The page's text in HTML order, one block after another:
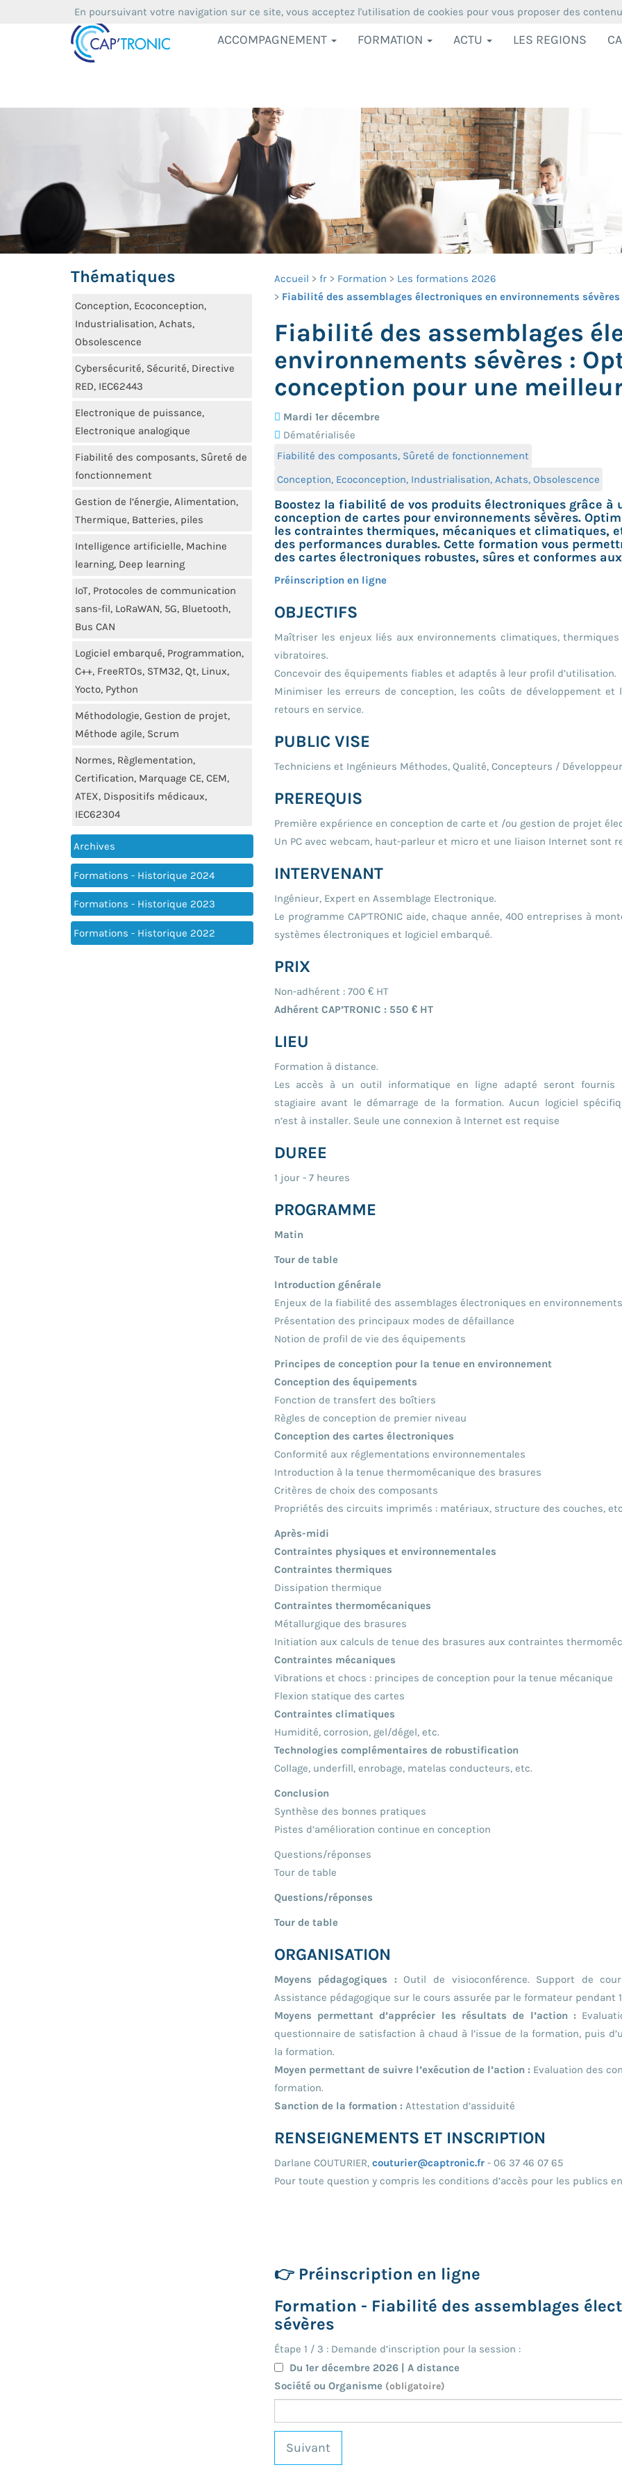
ACCOMPAGNEMENT FORMATION ACTU LES REGIONS
Thématiques
Conception, Ecoconception,
Industrialisation, Achats,
Obsolescence
Cybersécurité, Sécurité, Directive
RED, IEC62443
Electronique de puissance,
Electronique analogique
Fiabilité des composants, Sûreté de
fonctionnement
Gestion de l’énergie, Alimentation,
Thermique, Batteries, piles
Intelligence artificielle, Machine
learning, Deep learning
IoT, Protocoles de communication
sans-fil, LoRaWAN, 5G, Bluetooth,
Bus CAN
Logiciel embarqué, Programmation,
C++, FreeRTOs, STM32, Qt, Linux,
Yocto, Python
Méthodologie, Gestion de projet,
Méthode agile, Scrum
Normes, Règlementation,
Certification, Marquage CE, CEM,
ATEX, Dispositifs médicaux,
IEC62304
Archives
Formations - Historique 2024
Formations - Historique 2023
Formations - Historique 2022
Accueil fr Formation
Les formations 2026
Fiabilité des assemblages électroniques en environnements sévères
Fiabilité des assemblages
environnements sévères :
conception pour une
Mardi 1er décembre
Dématérialisée
Fiabilité des composants, Sûreté de fonctionnement
Conception, Ecoconception, Industrialisation, Achats, Obsolescence
Boostez la fiabilité de vos produits électroniques grâce à
conception de cartes pour environnements sévères.
les contraintes thermiques, mécaniques et climatiques,
des performances durables. Cette formation vous
des cartes électroniques robustes, sûres et conformes
Préinscription en ligne
OBJECTIFS
Maîtriser les enjeux liés aux environnements climatiques, thermiques
vibratoires.
Concevoir des équipements fiables et adaptés à leur profil d’utilisation.
Minimiser les erreurs de conception, les coûts de développement et
retours en service.
PUBLIC VISE
Techniciens et Ingénieurs Méthodes, Qualité, Concepteurs /
PREREQUIS
Première expérience en conception de carte et /ou gestion de projet
Un PC avec webcam, haut-parleur et micro et une liaison Internet sont
INTERVENANT
Ingénieur, Expert en Assemblage Electronique.
Le programme CAP’TRONIC aide, chaque année, 400 entreprises à
systèmes électroniques et logiciel embarqué.
PRIX
Non-adhérent : 700 € HT
Adhérent CAP’TRONIC : 550 € HT
LIEU
Formation à distance.
Les accès à un outil informatique en ligne adapté seront fournis
stagiaire avant le démarrage de la formation. Aucun logiciel
n’est à installer. Seule une connexion à Internet est requise
DUREE
1 jour - 7 heures
PROGRAMME
Matin
Tour de table
Introduction générale
Enjeux de la fiabilité des assemblages électroniques en
Présentation des principaux modes de défaillance
Notion de profil de vie des équipements
Principes de conception pour la tenue en environnement
Conception des équipements
Fonction de transfert des boîtiers
Règles de conception de premier niveau
Conception des cartes électroniques
Conformité aux réglementations environnementales
Introduction à la tenue thermomécanique des brasures
Critères de choix des composants
Propriétés des circuits imprimés : matériaux, structure des couches,
Après-midi
Contraintes physiques et environnementales
Contraintes thermiques
Dissipation thermique
Contraintes thermomécaniques
Métallurgique des brasures
Initiation aux calculs de tenue des brasures aux contraintes
Contraintes mécaniques
Vibrations et chocs : principes de conception pour la tenue mécanique
Flexion statique des cartes
Contraintes climatiques
Humidité, corrosion, gel/dégel, etc.
Technologies complémentaires de robustification
Collage, underfill, enrobage, matelas conducteurs, etc.
Conclusion
Synthèse des bonnes pratiques
Pistes d’amélioration continue en conception
Questions/réponses
Tour de table
Questions/réponses
Tour de table
ORGANISATION
Moyens pédagogiques :Outil de visioconférence. Support de
Assistance pédagogique sur le cours assurée par le formateur pendant
Moyens permettant d’apprécier les résultats de l’action :
questionnaire de satisfaction à chaud à l’issue de la formation, puis
la formation.
Moyen permettant de suivre l’exécution de l’action :Evaluation des
formation.
Sanction de la formation :Attestation d’assiduité
RENSEIGNEMENTS ET INSCRIPTION
Darlane COUTURIER, couturier@captronic.fr- 06 37 46 07 65
Pour toute question y compris les conditions d’accès pour les publics
👉 Préinscription en ligne
Formation - Fiabilité des assemblages
sévères
Étape 1 / 3 : Demande d’inscription pour la session :
Du 1er décembre 2026 | A distance
Société ou Organisme(obligatoire)
Suivant
En poursuivant votre navigation sur ce site, vous acceptez l'utilisation de cookies pour vous proposer des